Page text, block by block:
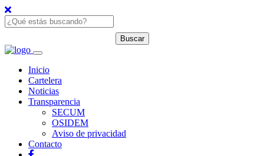
Inicio
Cartelera
Noticias
Transparencia
SECUM
OSIDEM
Aviso de privacidad
Contacto